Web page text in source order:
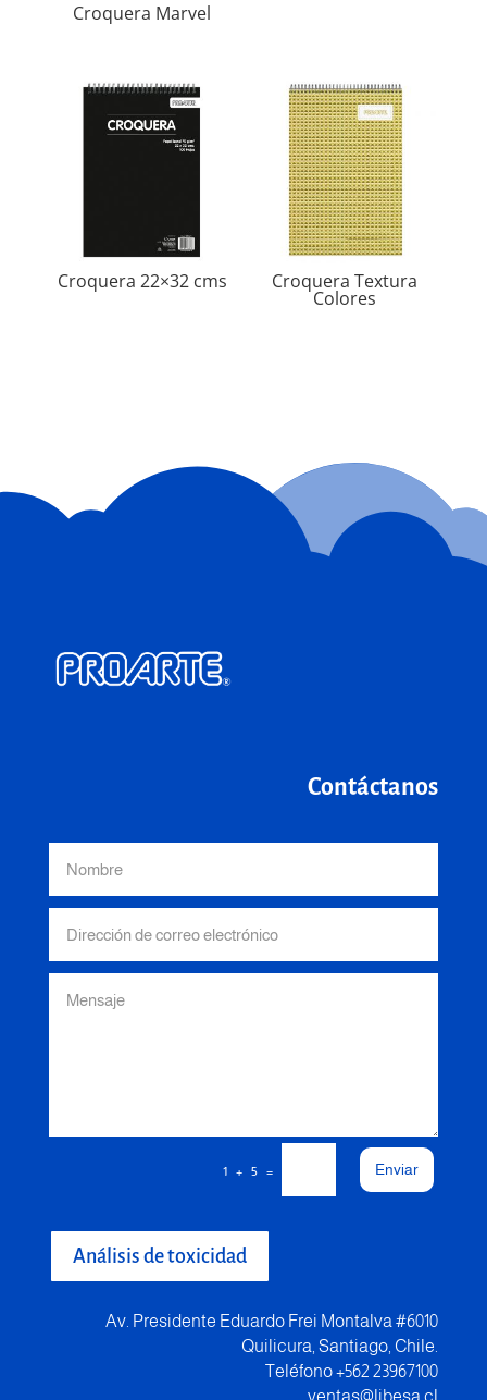
Croquera Marvel
Croquera 22×32 cms Croquera Textura
Colores
Contáctanos
1 + 5 = Enviar
Análisis de toxicidad
Av. Presidente Eduardo Frei Montalva #6010
Quilicura, Santiago, Chile.
Teléfono +562 23967100
ventas@libesa.cl